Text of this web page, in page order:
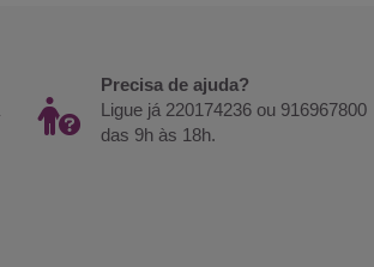
Precisa de ajuda?
Ligue já 220174236 ou 916967800
das 9h às 18h.